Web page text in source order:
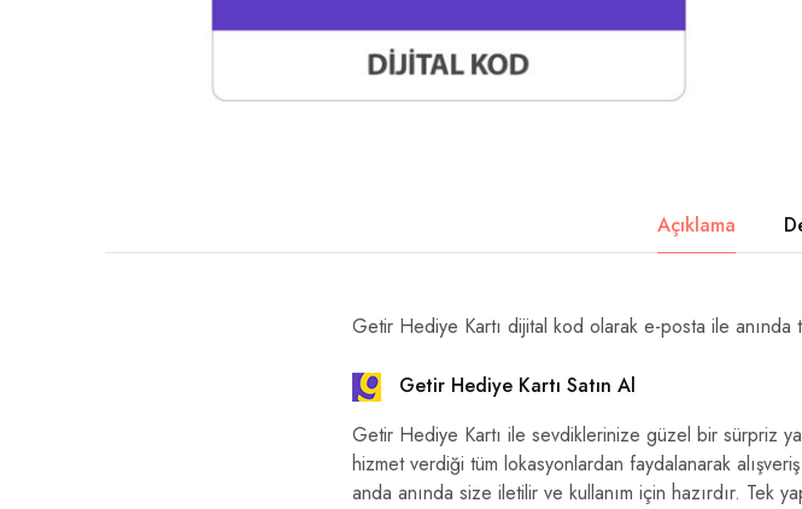
Açıklama
Getir Hediye Kartı dijital kod olarak e-posta ile anında
Getir Hediye Kartı Satın Al
Getir Hediye Kartı ile sevdiklerinize güzel bir sürpriz
hizmet verdiği tüm lokasyonlardan faydalanarak
anda anında size iletilir ve kullanım için hazırdır. Tek